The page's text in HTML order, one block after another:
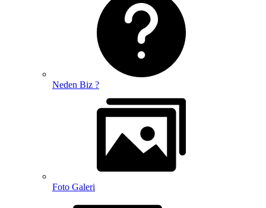
Neden Biz ?
Foto Galeri